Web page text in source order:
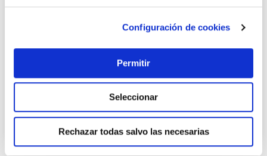
Configuración de cookies
Permitir
Seleccionar
Rechazar todas salvo las necesarias
TOP VENTAS
Bombilla led portatil recargable cherry luz calida 900lm
9w newgarden
18,95 €
Añadir al carrito